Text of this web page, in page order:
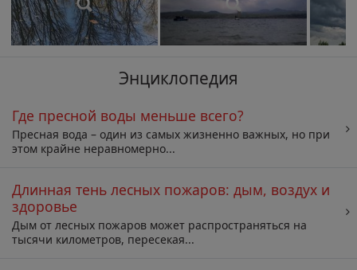
Энциклопедия
Где пресной воды меньше всего?
Пресная вода – один из самых жизненно важных, но при
этом крайне неравномерно...
Длинная тень лесных пожаров: дым, воздух и
здоровье
Дым от лесных пожаров может распространяться на
тысячи километров, пересекая...